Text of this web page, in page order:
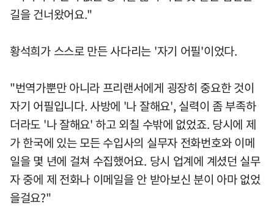
길을 건너왔어요."
황석희가 스스로 만든 사다리는 '자기 어필'이었다.
"번역가뿐만 아니라 프리랜서에게 굉장히 중요한 것이
자기 어필입니다. 사방에 '나 잘해요', 실력이 좀 부족하
더라도 '나 잘해요' 하고 외칠 수밖에 없었죠. 당시에 제
가 한국에 있는 모든 수입사의 실무자 전화번호와 이메
일을 몇 년에 걸쳐 수집했어요. 당시 업계에 계셨던 실무
자 중에 제 전화나 이메일을 안 받아보신 분이 아마 없었
을걸요?"